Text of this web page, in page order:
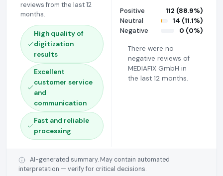
reviews from the last 12
months.
High quality of
digitization
results
Excellent
customer service
and
communication
Fast and reliable
processing
Positive
112 (88.9%)
Neutral
14 (11.1%)
Negative
0 (0%)
There were no
negative reviews of
MEDIAFIX GmbH in
the last 12 months.
AI-generated summary. May contain automated
interpretation — verify for critical decisions.